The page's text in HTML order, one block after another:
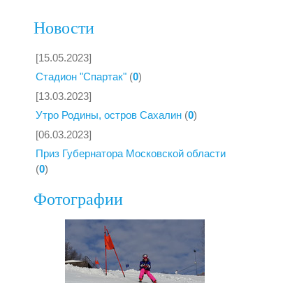
Новости
[15.05.2023]
Стадион "Спартак" (0)
[13.03.2023]
Утро Родины, остров Сахалин (0)
[06.03.2023]
Приз Губернатора Московской области
(0)
Фотографии